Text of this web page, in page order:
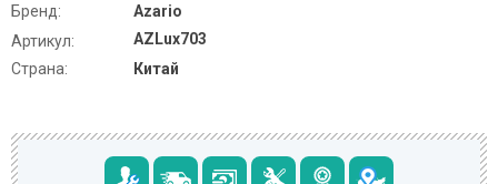
Бренд:
Azario
Артикул:
AZLux703
Страна:
Китай